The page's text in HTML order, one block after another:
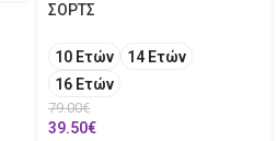
ΣΟΡΤΣ
10 Ετών
14 Ετών
16 Ετών
79.00€
39.50€